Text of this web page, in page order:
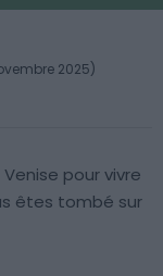
2025)
pour vivre
êtes tombé sur